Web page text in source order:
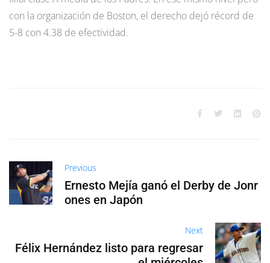
con la organización de Boston, el derecho dejó récord de
5-8 con 4.38 de efectividad.
Previous
Ernesto Mejía ganó el Derby de Jonr
ones en Japón
Next
Félix Hernández listo para regresar